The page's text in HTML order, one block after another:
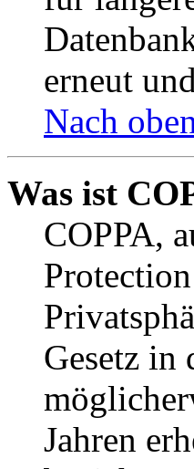
erneut
Nach
Was ist
COPPA,
Gesetz in
Jahren